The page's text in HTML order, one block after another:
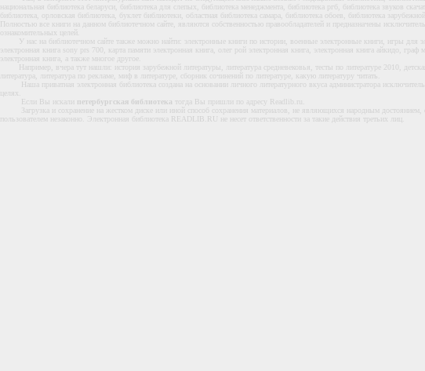
национальная библиотека беларуси, библиотека для слепых, библиотека менеджмента, библиотека ргб, библиотека звуков
библиотека, орловская библиотека, буклет библиотеки, областная библиотека самара, библиотека обоев, библиотека
Полностью все книги на данном библиотечном сайте, являются собственностью правообладателей и предназначены
ознакомительных целей.
У нас на библиотечном сайте также можно найти: электронные книги по истории, военные электронные книги, игры для
электронная книга sony prs 700, карта памяти электронная книга, олег рой электронная книга, электронная книга айкидо, граф
электронная книга, а также многое другое.
Например, вчера тут нашли: история зарубежной литературы, литература средневековья, тесты по литературе 2010,
литература, литература по рекламе, миф в литературе, сборник сочинений по литературе, какую литературу читать.
Наша приватная электронная библиотека создана на основании личного литературного вкуса администратора
целях.
Если Вы искали петербургская библиотека тогда Вы пришли по адресу Readlib.ru.
Загрузка и сохранение на жестком диске или иной способ сохранения материалов, не являющихся народным достоянием,
пользователем незаконно. Электронная библиотека READLIB.RU не несет ответственности за такие действия третьих лиц.